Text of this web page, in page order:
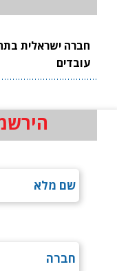
חברה ישראלית
עובדים